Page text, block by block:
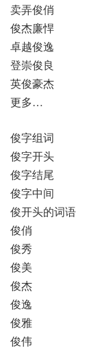
卖弄俊俏
俊杰廉悍
卓越俊逸
登崇俊良
英俊豪杰
更多…
俊字组词
俊字开头
俊字结尾
俊字中间
俊开头的词语
俊俏
俊秀
俊美
俊杰
俊逸
俊雅
俊伟